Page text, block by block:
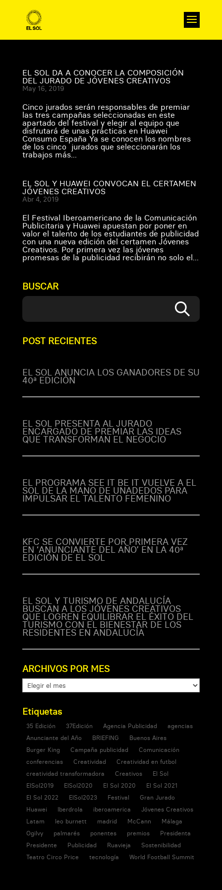
EL SOL DA A CONOCER LA COMPOSICIÓN
DEL JURADO DE JÓVENES CREATIVOS
May 16, 2019
Cinco jurados serán responsables de premiar
las tres campañas seleccionadas en este
apartado del festival y elegir al equipo que
disfrutará de unas prácticas en Huawei
Consumo España Ya se conocen los nombres
de los cinco jurados que seleccionarán los
trabajos más...
EL SOL Y HUAWEI CONVOCAN EL CERTAMEN
JÓVENES CREATIVOS
Abr 4, 2019
El Festival Iberoamericano de la Comunicación
Publicitaria y Huawei apuestan por poner en
valor el talento de los estudiantes de publicidad
con una nueva edición del certamen Jóvenes
Creativos. Por primera vez las jóvenes
promesas de la publicidad recibirán no solo el...
BUSCAR
POST RECIENTES
EL SOL ANUNCIA LOS GANADORES DE SU
40ª EDICIÓN
EL SOL PRESENTA AL JURADO
ENCARGADO DE PREMIAR LAS IDEAS
QUE TRANSFORMAN EL NEGOCIO
EL PROGRAMA SEE IT BE IT VUELVE A EL
SOL DE LA MANO DE UNADEDOS PARA
IMPULSAR EL TALENTO FEMENINO
KFC SE CONVIERTE POR PRIMERA VEZ
EN ‘ANUNCIANTE DEL AÑO’ EN LA 40ª
EDICIÓN DE EL SOL
EL SOL Y TURISMO DE ANDALUCÍA
BUSCAN A LOS JÓVENES CREATIVOS
QUE LOGREN EQUILIBRAR EL ÉXITO DEL
TURISMO CON EL BIENESTAR DE LOS
RESIDENTES EN ANDALUCÍA
ARCHIVOS POR MES
ARCHIVOS
POR
Etiquetas
35 Edición 37Edición Agencia Publicidad
agencias
Anunciante del Año
BRIEFING
Buenos Aires
Burger King
Campaña publicidad
Comunicación
conferencias
Creatividad
Creatividad en futbol
creatividad transformadora
Creativos
El Sol
ElSol2019
ElSol2020 El Sol 2020
El Sol 2021
El Sol 2022
ElSol2023 Festival
Gran Jurado
Huawei
Iberdrola iberoamerica
Jóvenes Creativos
Latam
leo burnett madrid McCann
Málaga
Ogilvy
palmarés ponentes premios
Presidenta
Presidente
Publicidad Ruavieja
Sostenibilidad
Teatro Circo Price
tecnología World Football Summit